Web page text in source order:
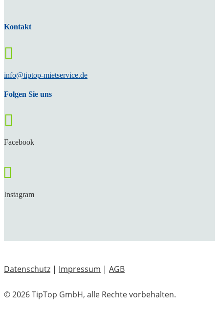
Kontakt

info@tiptop-mietservice.de
Folgen Sie uns

Facebook

Instagram
Datenschutz | Impressum | AGB
© 2026 TipTop GmbH, alle Rechte vorbehalten.